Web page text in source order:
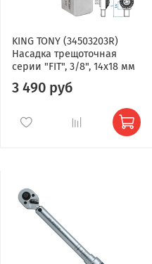
KING TONY (34503203R)
Насадка трещоточная
серии "FIT", 3/8", 14х18 мм
3 490 руб